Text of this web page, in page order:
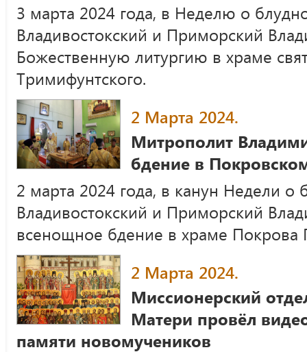
3 марта 2024 года, в Неделю о
Владивостокский и Приморский
Божественную литургию в храме
Тримифунтского.
2 Марта 2024.
Митрополит
бдение в
2 марта 2024 года, в канун Недели
Владивостокский и Приморский
всенощное бдение в храме Покрова
2 Марта 2024.
Миссионерский
Матери провёл
памяти новомучеников